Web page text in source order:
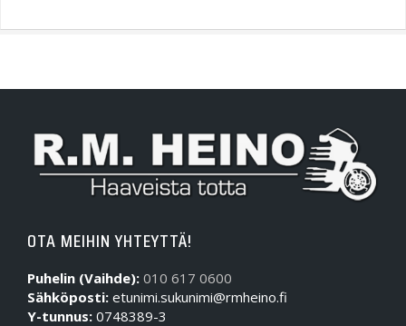
OTA MEIHIN YHTEYTTÄ!
Puhelin (Vaihde): 010 617 0600
Sähköposti: etunimi.sukunimi@rmheino.fi
Y-tunnus: 0748389-3